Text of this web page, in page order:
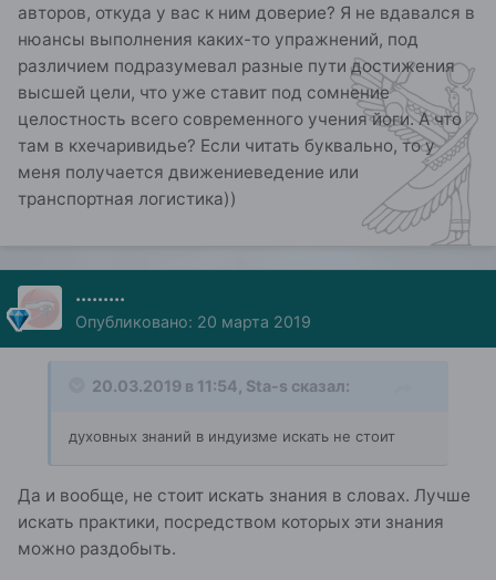
авторов, откуда у вас к ним доверие? Я не вдавался в
нюансы выполнения каких-то упражнений, под
различием подразумевал разные пути достижения
высшей цели, что уже ставит под сомнение
целостность всего современного учения йоги. А что
там в кхечаривидье? Если читать буквально, то у
меня получается движениеведение или
транспортная логистика))
.........
Опубликовано: 20 марта 2019
20.03.2019 в 11:54, Sta-s сказал:
духовных знаний в индуизме искать не стоит
Да и вообще, не стоит искать знания в словах. Лучше
искать практики, посредством которых эти знания
можно раздобыть.